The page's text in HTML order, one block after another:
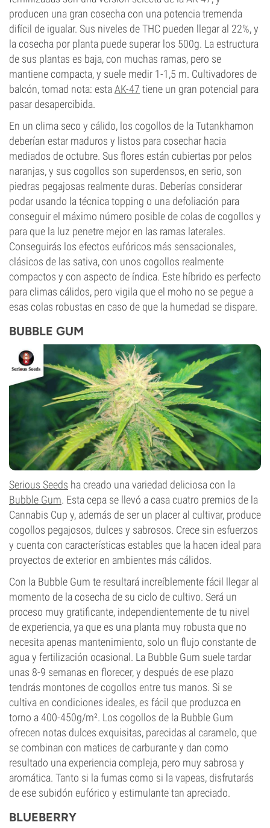
producen una gran cosecha con una potencia tremenda
difícil de igualar. Sus niveles de THC pueden llegar al 22%, y
la cosecha por planta puede superar los 500g. La estructura
de sus plantas es baja, con muchas ramas, pero se
mantiene compacta, y suele medir 1-1,5 m. Cultivadores de
balcón, tomad nota: estaAK-47 tiene un gran potencial para
pasar desapercibida.
En un clima seco y cálido, los cogollos de la Tutankhamon
deberían estar maduros y listos para cosechar hacia
mediados de octubre. Sus flores están cubiertas por pelos
naranjas, y sus cogollos son superdensos, en serio, son
piedras pegajosas realmente duras. Deberías considerar
podar usando la técnica topping o una defoliación para
conseguir el máximo número posible de colas de cogollos y
para que la luz penetre mejor en las ramas laterales.
Conseguirás los efectos eufóricos más sensacionales,
clásicos de las sativa, con unos cogollos realmente
compactos y con aspecto de índica. Este híbrido es perfecto
para climas cálidos, pero vigila que el moho no se pegue a
esas colas robustas en caso de que la humedad se dispare.
BUBBLE GUM
Serious Seeds ha creado una variedad deliciosa con la
Bubble Gum. Esta cepa se llevó a casa cuatro premios de la
Cannabis Cup y, además de ser un placer al cultivar, produce
cogollos pegajosos, dulces y sabrosos. Crece sin esfuerzos
y cuenta con características estables que la hacen ideal para
proyectos de exterior en ambientes más cálidos.
Con la Bubble Gum te resultará increíblemente fácil llegar al
momento de la cosecha de su ciclo de cultivo. Será un
proceso muy gratificante, independientemente de tu nivel
de experiencia, ya que es una planta muy robusta que no
necesita apenas mantenimiento, solo un flujo constante de
agua y fertilización ocasional. La Bubble Gum suele tardar
unas 8-9 semanas en florecer, y después de ese plazo
tendrás montones de cogollos entre tus manos. Si se
cultiva en condiciones ideales, es fácil que produzca en
torno a 400-450g/m². Los cogollos de la Bubble Gum
ofrecen notas dulces exquisitas, parecidas al caramelo, que
se combinan con matices de carburante y dan como
resultado una experiencia compleja, pero muy sabrosa y
aromática. Tanto si la fumas como si la vapeas, disfrutarás
de ese subidón eufórico y estimulante tan apreciado.
BLUEBERRY